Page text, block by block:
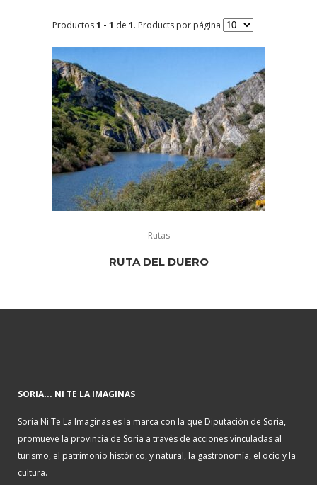
Productos1 - 1 de 1. Products por página
Rutas
RUTA DEL DUERO
SORIA... NI TE LA IMAGINAS
Soria Ni Te La Imaginas es la marca con la que Diputación de Soria,
promueve la provincia de Soria a través de acciones vinculadas al
turismo, el patrimonio histórico, y natural, la gastronomía, el ocio y la
cultura.